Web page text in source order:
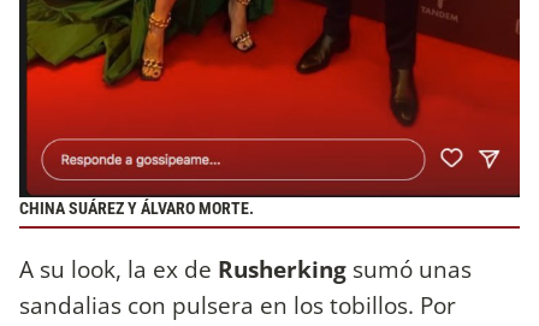
CHINA SUÁREZ Y ÁLVARO MORTE.
A su look, la ex de Rusherking sumó unas
sandalias con pulsera en los tobillos. Por